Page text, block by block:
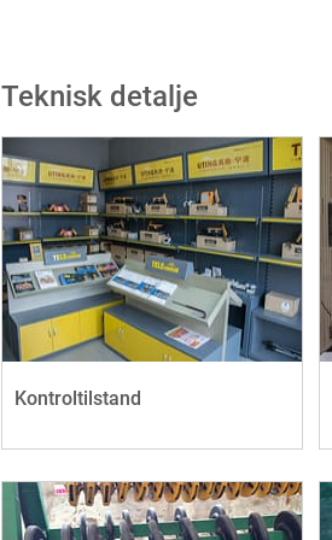
Teknisk detalje
Kontroltilstand